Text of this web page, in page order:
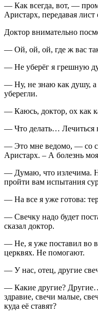
— Как всегда, вот, —
Аристарх, передавая лист
Доктор внимательно
— Ой, ой, ой, где ж вас
— Не уберёг я грешную
— Ну, не знаю как душу, а
уберегли.
— Каюсь, доктор, ох как
— Что делать… Лечиться
— Это мне ведомо, — со
Аристарх. – А болезнь
— Думаю, что излечима.
пройти вам испытания
— На все я уже готова:
— Свечку надо будет
сказал доктор.
— Не, я уже поставил во
церквях. Не помогают.
— У нас, отец, другие
— Какие другие?
здравие, свечи малые,
куда её ставят?